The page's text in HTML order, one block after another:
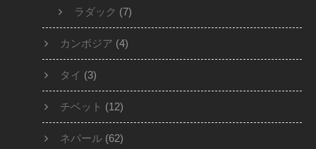
ラダック (7)
カンボジア (4)
タイ (3)
チベット (12)
ネパール (62)